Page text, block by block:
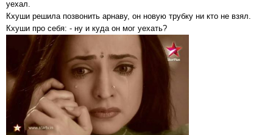
уехал.
Кхуши решила позвонить арнаву, он новую трубку ни кто не взял.
Кхуши про себя: - ну и куда он мог уехать?